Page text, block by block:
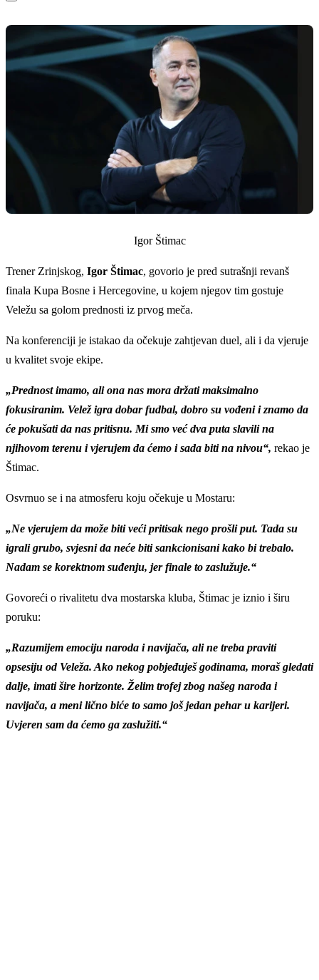
Igor Štimac
Trener Zrinjskog, Igor Štimac, govorio je pred sutrašnji revanš
finala Kupa Bosne i Hercegovine, u kojem njegov tim gostuje
Veležu sa golom prednosti iz prvog meča.
Na konferenciji je istakao da očekuje zahtjevan duel, ali i da vjeruje
u kvalitet svoje ekipe.
„Prednost imamo, ali ona nas mora držati maksimalno
fokusiranim. Velež igra dobar fudbal, dobro su vođeni i znamo da
će pokušati da nas pritisnu. Mi smo već dva puta slavili na
njihovom terenu i vjerujem da ćemo i sada biti na nivou“, rekao je
Štimac.
Osvrnuo se i na atmosferu koju očekuje u Mostaru:
„Ne vjerujem da može biti veći pritisak nego prošli put. Tada su
igrali grubo, svjesni da neće biti sankcionisani kako bi trebalo.
Nadam se korektnom suđenju, jer finale to zaslužuje.“
Govoreći o rivalitetu dva mostarska kluba, Štimac je iznio i širu
poruku:
„Razumijem emociju naroda i navijača, ali ne treba praviti
opsesiju od Veleža. Ako nekog pobjeđuješ godinama, moraš gledati
dalje, imati šire horizonte. Želim trofej zbog našeg naroda i
navijača, a meni lično biće to samo još jedan pehar u karijeri.
Uvjeren sam da ćemo ga zaslužiti.“